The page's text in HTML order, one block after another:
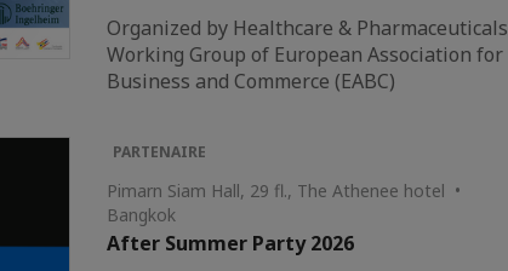
Organized by Healthcare & Pharmaceuticals
Working Group of European Association for
Business and Commerce (EABC)
PARTENAIRE
Pimarn Siam Hall, 29 fl., The Athenee hotel •
Bangkok
After Summer Party 2026